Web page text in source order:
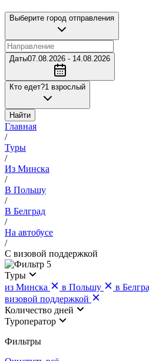
Выберите город отправления
Даты07.08.2026 - 14.08.2026
Кто едет?1 взрослый
Найти
Главная
/
Туры
/
Из Минска
/
В Польшу
/
В Белград
/
На автобусе
/
С визовой поддержкой
5
Туры
из Минска
в Польшу в
визовой поддержкой
Количество дней
Туроператор
Фильтры